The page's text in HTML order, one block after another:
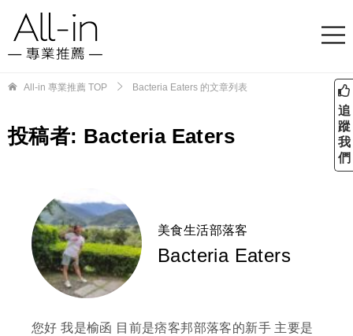
All-in 專業推薦 TOP Bacteria Eaters 的文章列表
投稿者: Bacteria Eaters
美食生活部落客
Bacteria Eaters
您好 我是榆函 目前是痞客邦部落客的新手 主要是
追
蹤
我
們